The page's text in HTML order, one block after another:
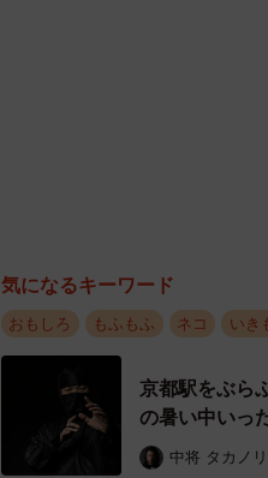
気になるキーワード
おもしろ もふもふ ネコ いき
京都駅をぶら
の暑い中いっ
中将 タカノリ